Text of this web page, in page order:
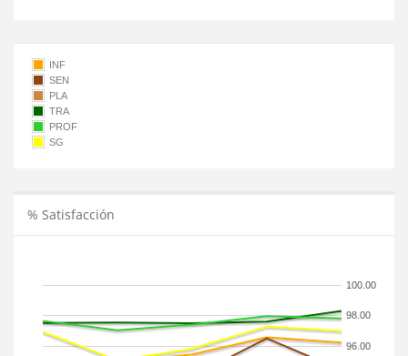
INF
SEN
PLA
TRA
PROF
SG
% Satisfacción
96.00
98.00
100.00